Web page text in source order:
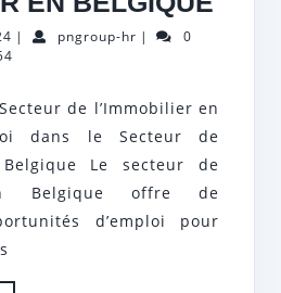
LE
EN
04
novembre
| pngroup-hrpngroup-
|
0
de l’Immobilier en
dans le Secteur de
Le secteur de
Belgique offre de
d’emploi pour